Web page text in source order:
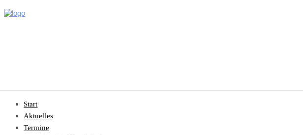
Start
Aktuelles
Termine